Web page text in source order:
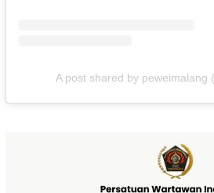
A post shared by peweimalang